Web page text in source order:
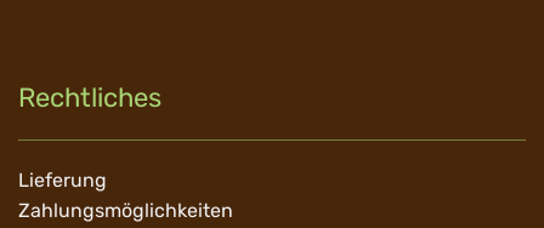
Rechtliches
Navigation
überspringen
Lieferung
Zahlungsmöglichkeiten